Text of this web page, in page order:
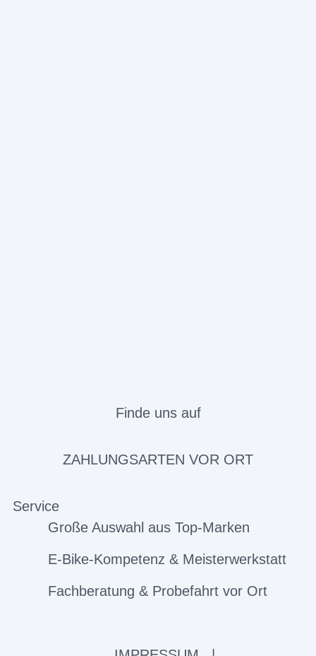
Finde uns auf
ZAHLUNGSARTEN VOR ORT
Service
Große Auswahl aus Top-Marken
E-Bike-Kompetenz & Meisterwerkstatt
Fachberatung & Probefahrt vor Ort